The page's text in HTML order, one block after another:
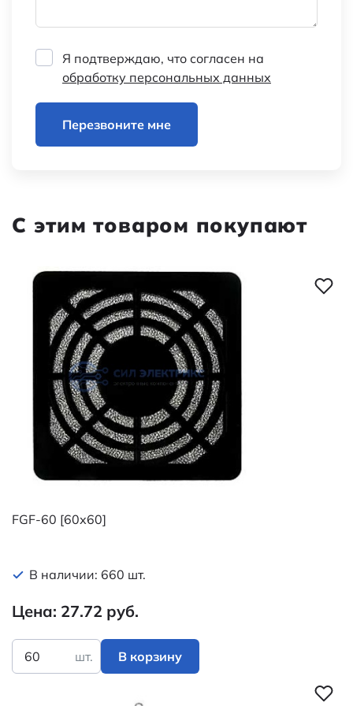
Я подтверждаю, что согласен на
обработку персональных данных
Перезвоните мне
С этим товаром покупают
FGF-60 [60х60]
В наличии: 660 шт.
Цена: 27.72 руб.
шт. В корзину